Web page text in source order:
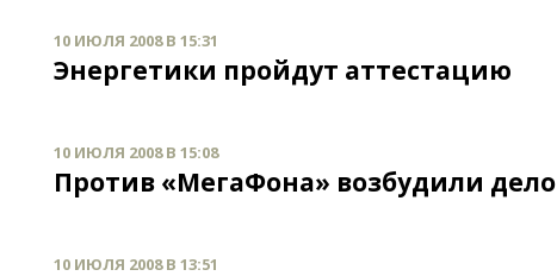
10 ИЮЛЯ 2008 В 15:31
Энергетики пройдут аттестацию
10 ИЮЛЯ 2008 В 15:08
Против «МегаФона» возбудили дело
10 ИЮЛЯ 2008 В 13:51